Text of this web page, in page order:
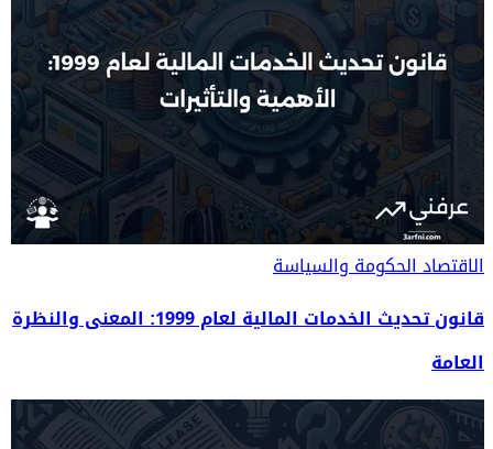
الاقتصادالحكومة والسياسة
قانون تحديث الخدمات المالية لعام 1999: المعنى والنظرة
العامة